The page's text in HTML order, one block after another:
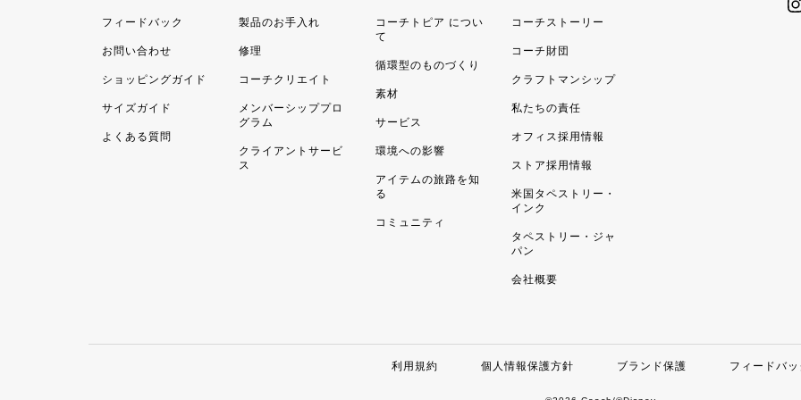
フィードバック
お問い合わせ
ショッピングガイド
サイズガイド
よくある質問
製品のお手入れ
修理
コーチクリエイト
メンバーシッププロ
グラム
クライアントサービ
ス
コーチトピア につい
て
循環型のものづくり
素材
サービス
環境への影響
アイテムの旅路を知
る
コミュニティ
コーチストーリー
コーチ財団
クラフトマンシップ
私たちの責任
オフィス採用情報
ストア採用情報
米国タペストリー・
インク
タペストリー・ジャ
パン
会社概要
利用規約 個人情報保護方針 ブランド保護 フィードバッ